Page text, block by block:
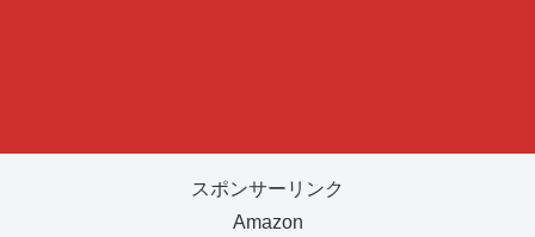
スポンサーリンク
Amazon